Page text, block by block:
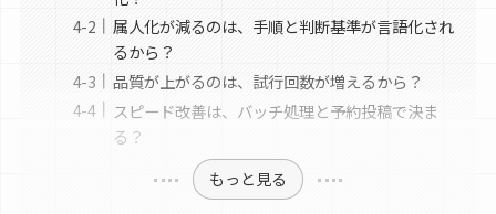
属人化が減るのは、手順と判断基準が言語化され
るから？
品質が上がるのは、試行回数が増えるから？
スピード改善は、バッチ処理と予約投稿で決ま
る？
もっと見る